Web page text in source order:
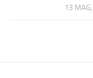
13